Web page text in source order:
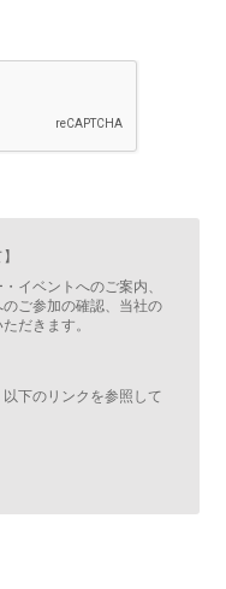
イベントへのご案内、
ご参加の確認、当社の
だきます。
下のリンクを参照して